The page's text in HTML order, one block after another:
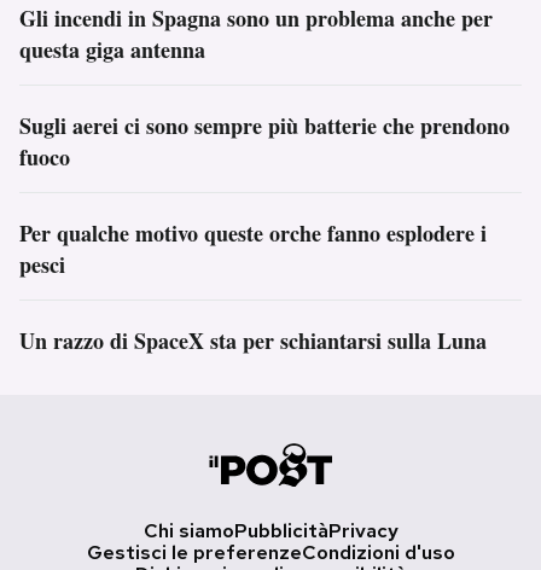
Gli incendi in Spagna sono un problema anche per
questa giga antenna
Sugli aerei ci sono sempre più batterie che prendono
fuoco
Per qualche motivo queste orche fanno esplodere i
pesci
Un razzo di SpaceX sta per schiantarsi sulla Luna
Chi siamoPubblicitàPrivacy
Gestisci le preferenzeCondizioni d'uso